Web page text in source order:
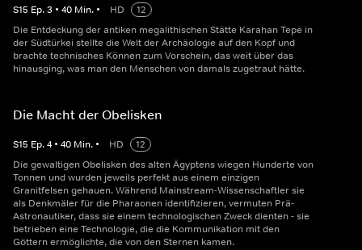
S15 Ep.3 • 40 Min. • HD
12
Die Entdeckung der antiken megalithischen Stätte Karahan Tepe in
der Südtürkei stellte die Welt der Archäologie auf den Kopf und
brachte technisches Können zum Vorschein, das weit über das
hinausging, was man den Menschen von damals zugetraut hätte.
Die Macht der Obelisken
S15 Ep.4 • 40 Min. • HD
12
Die gewaltigen Obelisken des alten Ägyptens wiegen Hunderte von
Tonnen und wurden jeweils perfekt aus einem einzigen
Granitfelsen gehauen. Während Mainstream-Wissenschaftler sie
als Denkmäler für die Pharaonen identifizieren, vermuten Prä-
Astronautiker, dass sie einem technologischen Zweck dienten - sie
betrieben eine Technologie, die die Kommunikation mit den
Göttern ermöglichte, die von den Sternen kamen.